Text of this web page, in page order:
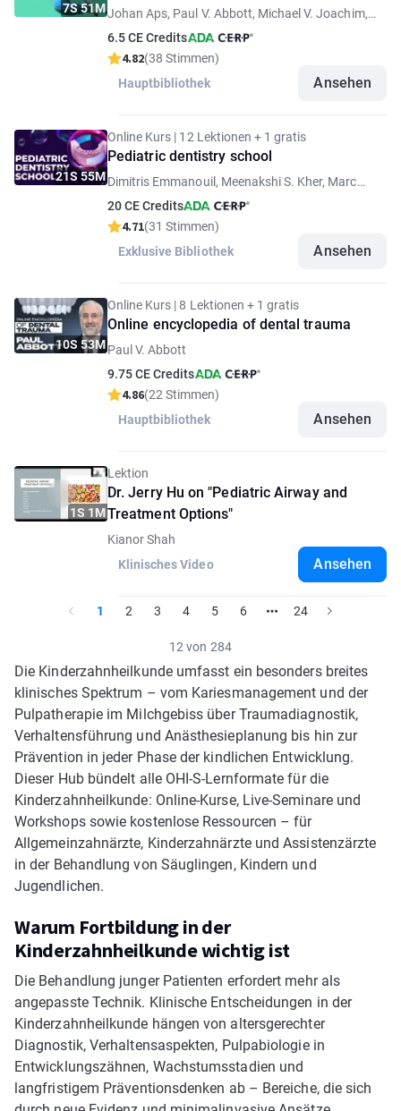
7S 51MJohan Aps, Paul V. Abbott, Michael V. Joachim,
6.5 CE Credits
4.82(38 Stimmen)
Hauptbibliothek
Ansehen
21S 55M
Online Kurs | 12 Lektionen + 1 gratis
Pediatric dentistry school
Dimitris Emmanouil, Meenakshi S. Kher, Marc
Soraya Coelho Leal
20 CE Credits
4.71(31 Stimmen)
Exklusive Bibliothek
Ansehen
10S 53M
Online Kurs | 8 Lektionen + 1 gratis
Online encyclopedia of dental trauma
Paul V. Abbott
9.75 CE Credits
4.86(22 Stimmen)
Hauptbibliothek
Ansehen
1S 1M
Lektion
Dr. Jerry Hu on "Pediatric Airway and
Treatment Options"
Kianor Shah
Klinisches Video
Ansehen
1 2 3 4 5 6 24
12 von 284
Die Kinderzahnheilkunde umfasst ein besonders breites
klinisches Spektrum – vom Kariesmanagement und der
Pulpatherapie im Milchgebiss über Traumadiagnostik,
Verhaltensführung und Anästhesieplanung bis hin zur
Prävention in jeder Phase der kindlichen Entwicklung.
Dieser Hub bündelt alle OHI-S-Lernformate für die
Kinderzahnheilkunde: Online-Kurse, Live-Seminare und
Workshops sowie kostenlose Ressourcen – für
Allgemeinzahnärzte, Kinderzahnärzte und Assistenzärzte
in der Behandlung von Säuglingen, Kindern und
Jugendlichen.
Warum Fortbildung in der
Kinderzahnheilkunde wichtig ist
Die Behandlung junger Patienten erfordert mehr als
angepasste Technik. Klinische Entscheidungen in der
Kinderzahnheilkunde hängen von altersgerechter
Diagnostik, Verhaltensaspekten, Pulpabiologie in
Entwicklungszähnen, Wachstumsstadien und
langfristigem Präventionsdenken ab – Bereiche, die sich